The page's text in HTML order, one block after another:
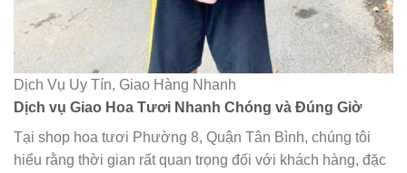
Dịch Vụ Uy Tín, Giao Hàng Nhanh
Dịch vụ Giao Hoa Tươi Nhanh Chóng và Đúng Giờ
Tại shop hoa tươi Phường 8, Quận Tân Bình, chúng tôi
hiểu rằng thời gian rất quan trọng đối với khách hàng, đặc